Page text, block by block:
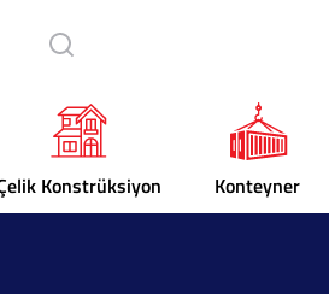
Konstrüksiyon Konteyner